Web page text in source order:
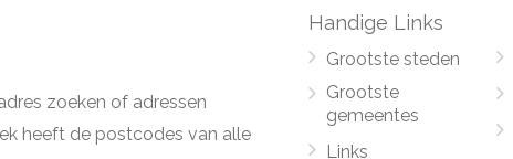
zoeken of adressen
heeft de postcodes van alle
Handige Links
Grootste steden
Grootste
gemeentes
Links